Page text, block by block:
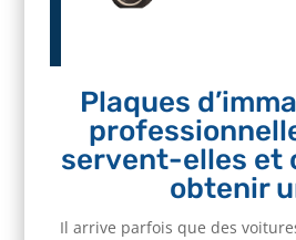
Plaques
servent-elles et
obtenir
Il arrive parfois que des